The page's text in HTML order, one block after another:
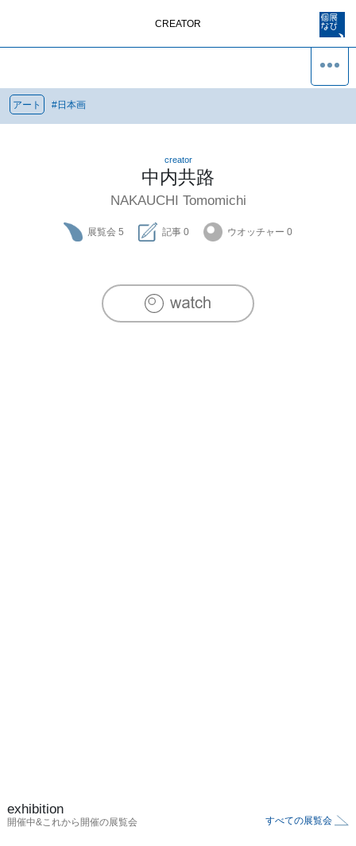
CREATOR
アート #日本画
creator
中内共路
NAKAUCHI Tomomichi
展覧会 5 記事 0 ウオッチャー 0
exhibition
開催中&これから開催の展覧会 すべての展覧会